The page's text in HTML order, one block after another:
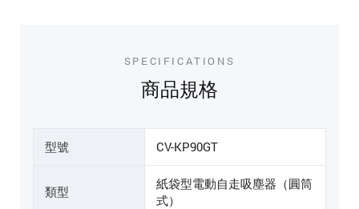
SPECIFICATIONS
商品規格
型號 CV-KP90GT
類型
紙袋型電動自走吸塵器（圓筒
式）